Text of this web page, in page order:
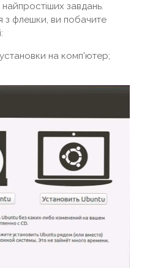
завдань.
з флешки, ви побачите
на комп'ютер;